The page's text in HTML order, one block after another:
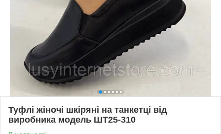
Туфлі жіночі шкіряні на танкетці від
виробника модель ШТ25-310